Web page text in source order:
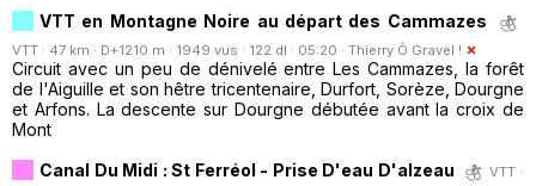
VTT en Montagne Noire au départ des Cammazes
VTT · 47 km · D+1210 m · 1949 vus · 122 dl · 05:20 · Thierry Ô Gravel !
Circuit avec un peu de dénivelé entre Les Cammazes, la forêt
de l'Aiguille et son hêtre tricentenaire, Durfort, Sorèze, Dourgne
et Arfons. La descente sur Dourgne débutée avant la croix de
Mont
Canal Du Midi : St Ferréol - Prise D'eau D'alzeau
VTT ·